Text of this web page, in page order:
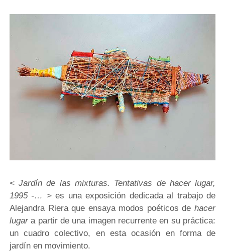
< Jardín de las mixturas. Tentativas de hacer lugar,
1995 -… >es una exposición dedicada al trabajo de
Alejandra Riera que ensaya modos poéticos dehacer
lugara partir de una imagen recurrente en su práctica:
un cuadro colectivo, en esta ocasión en forma de
jardín en movimiento.